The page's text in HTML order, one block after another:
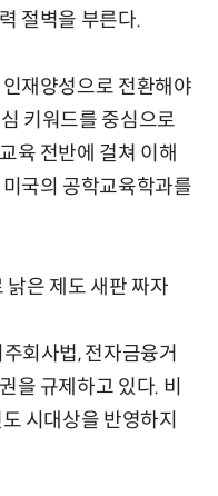
절벽을 부른다.
재양성으로 전환해야
키워드를 중심으로
육 전반에 걸쳐 이해
국의 공학교육학과를
은 제도 새판 짜자
회사법, 전자금융거
을 규제하고 있다. 비
시대상을 반영하지